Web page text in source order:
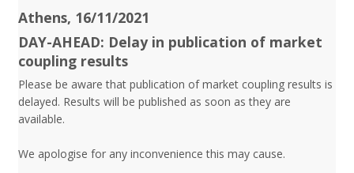
Athens, 16/11/2021
DAY-AHEAD: Delay in publication of market
coupling results
Please be aware that publication of market coupling results is
delayed. Results will be published as soon as they are
available.
We apologise for any inconvenience this may cause.